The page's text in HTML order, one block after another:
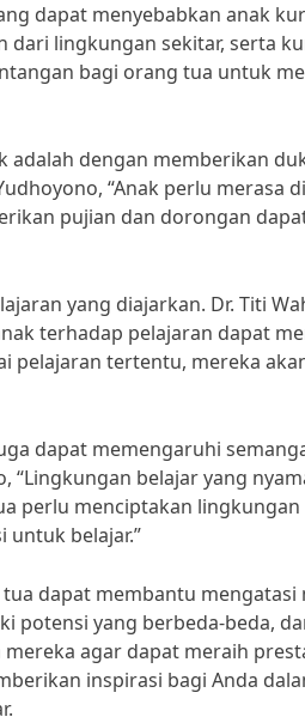
dapat menyebabkan anak
dari lingkungan sekitar, serta
bagi orang tua untuk
adalah dengan memberikan
“Anak perlu merasa
pujian dan dorongan
yang diajarkan. Dr. Titi
terhadap pelajaran dapat
pelajaran tertentu, mereka
dapat memengaruhi
“Lingkungan belajar yang
perlu menciptakan
belajar.”
dapat membantu mengatasi
potensi yang berbeda-beda,
agar dapat meraih
inspirasi bagi Anda